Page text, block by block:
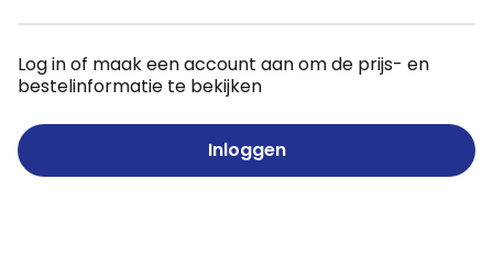
Log in of maak een account aan om de prijs- en
bestelinformatie te bekijken
Inloggen